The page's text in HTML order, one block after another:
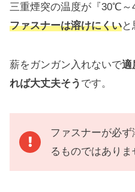
三重煙突の温度が『30℃
ファスナーは溶けにくいと
薪をガンガン入れないで適
れば大丈夫そう です。
ファスナーが必
るものではありま